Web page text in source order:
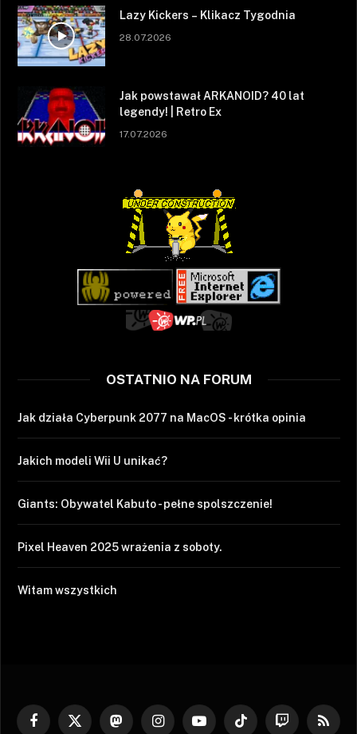
Lazy Kickers – Klikacz Tygodnia
28.07.2026
Jak powstawał ARKANOID? 40 lat
legendy! | Retro Ex
17.07.2026
OSTATNIO NA FORUM
Jak działa Cyberpunk 2077 na MacOS - krótka opinia
Jakich modeli Wii U unikać?
Giants: Obywatel Kabuto - pełne spolszczenie!
Pixel Heaven 2025 wrażenia z soboty.
Witam wszystkich
Facebook
X MastodonInstagramYouTubeTikTok Twitch RSS